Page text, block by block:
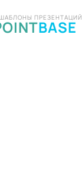
BASE
ПРЕЗЕНТАЦИЙ